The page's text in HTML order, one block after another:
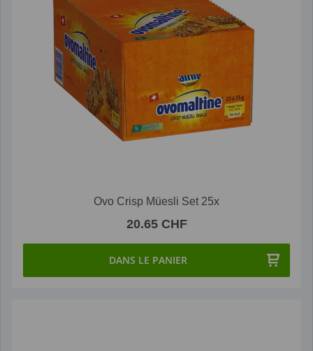
Ovo Crisp Müesli Set 25x
20.65 CHF
DANS LE PANIER